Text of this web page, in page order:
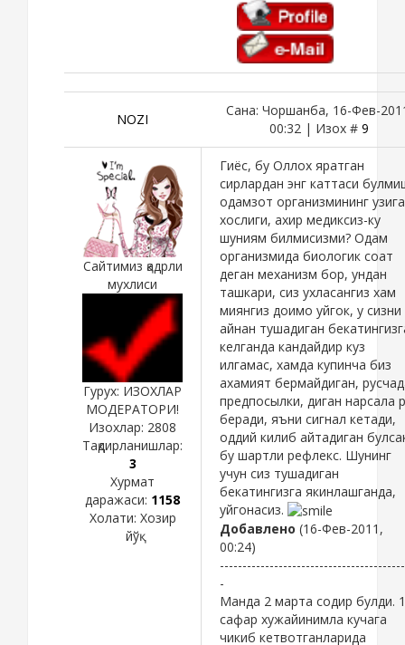
NOZI
Сана: Чоршанба, 16-Фев-
00:32 | Изох # 9
Сайтимиз қадрли
мухлиси
Гурух: ИЗОХЛАР
МОДЕРАТОРИ!
Изохлар: 2808
Тақдирланишлар:
3
Хурмат
даражаси: 1158
Холати: Хозир
йўқ
Гиёс, бу Оллох яратган
сирлардан энг каттаси
одамзот организмининг узига
хослиги, ахир медиксиз-ку
шуниям билмисизми? Одам
организмида биологик соат
деган механизм бор, ундан
ташкари, сиз ухласангиз хам
миянгиз доимо уйгок, у сизни
айнан тушадиган
келганда кандайдир куз
илгамас, хамда купинча биз
ахамият бермайдиган,
предпосылки, диган нарсала
беради, яъни сигнал кетади,
оддий килиб айтадиган
бу шартли рефлекс. Шунинг
учун сиз тушадиган
бекатингизга якинлашганда,
уйгонасиз.
Добавлено (16-Фев-2011,
00:24)
-
Манда 2 марта содир булди.
сафар хужайинимла кучага
чикиб кетвотганларида